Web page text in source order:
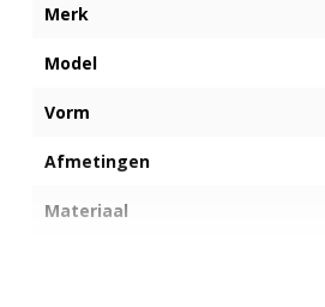
Merk
Model
Vorm
Afmetingen
Materiaal